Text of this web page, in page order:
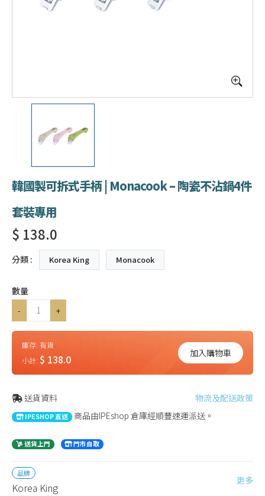
韓國製可拆式手柄 | Monacook – 陶瓷不沾鍋4件
套裝專用
$ 138.0
分類 : Korea King Monacook
數量
-
+
庫存: 有貨
小計: $ 138.0 加入購物車
送貨資料 物流及配送政策
IPESHOP 直送 商品由IPEshop 倉庫經順豐速運派送。
送貨上門 門市自取
品牌
Korea King
更多